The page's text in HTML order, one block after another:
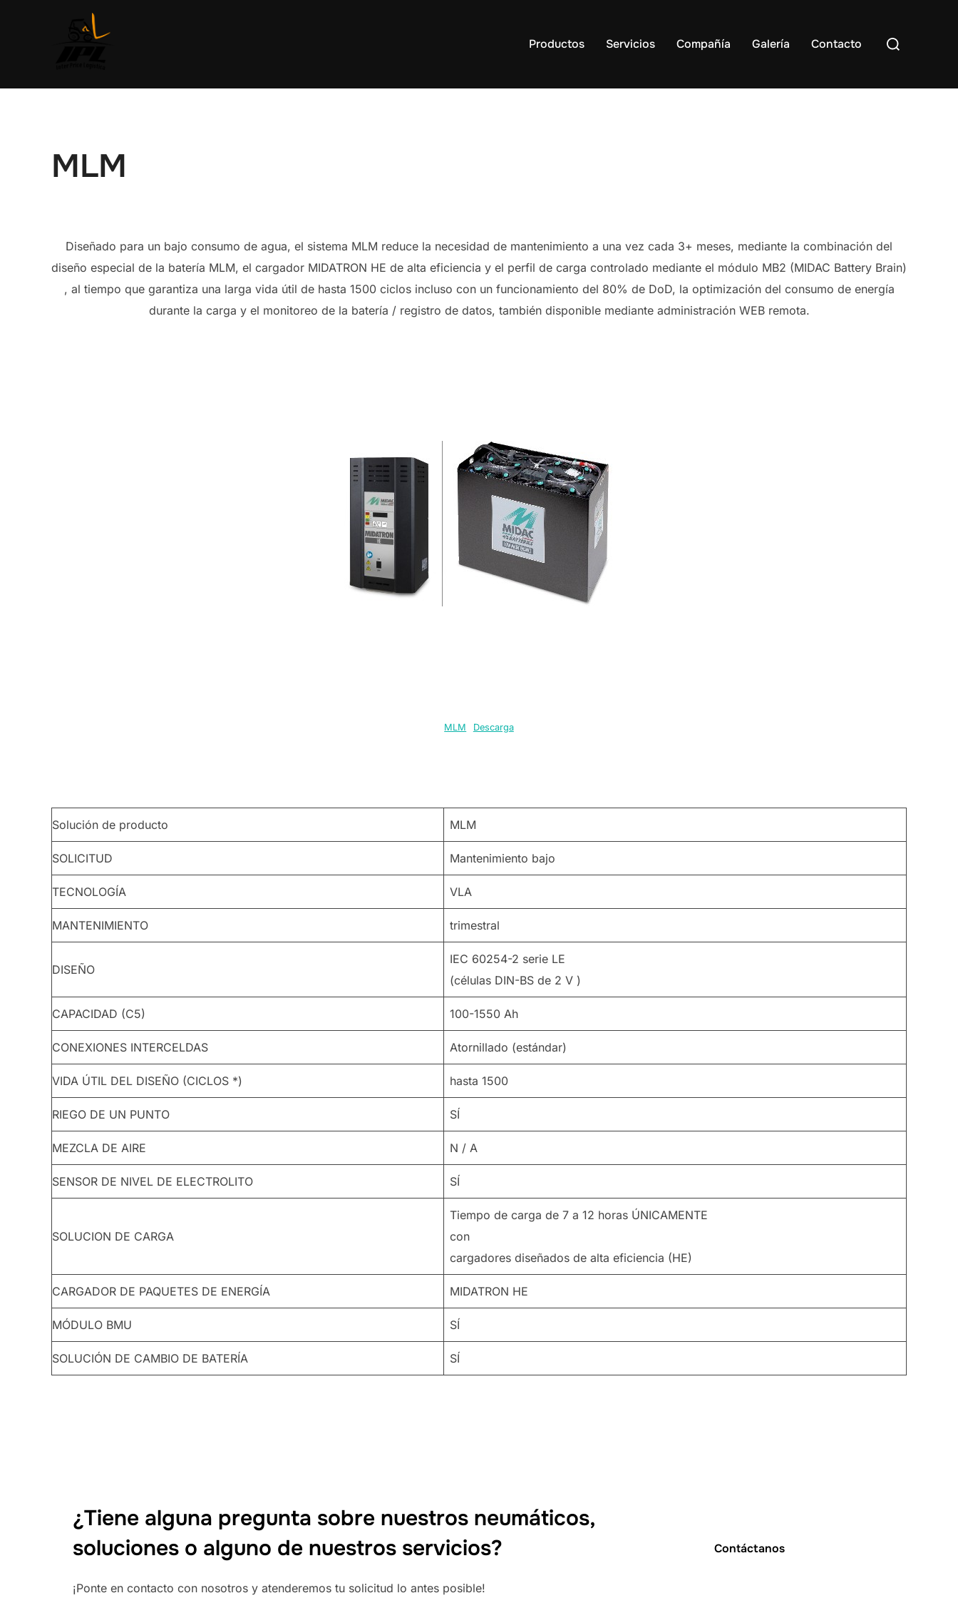
Productos Servicios Compañía Galería Contacto
Buscar:
MLM
Diseñado para un bajo consumo de agua, el sistema MLM reduce la necesidad de mantenimiento a una vez cada 3+ meses, mediante la combinación del
diseño especial de la batería MLM, el cargador MIDATRON HE de alta eficiencia y el perfil de carga controlado mediante el módulo MB2 (MIDAC Battery Brain)
, al tiempo que garantiza una larga vida útil de hasta 1500 ciclos incluso con un funcionamiento del 80% de DoD, la optimización del consumo de energía
durante la carga y el monitoreo de la batería / registro de datos, también disponible mediante administración WEB remota.
MLM Descarga
Solución de producto MLM
SOLICITUD Mantenimiento bajo
TECNOLOGÍA VLA
MANTENIMIENTO trimestral
DISEÑO
IEC 60254-2 serie LE
(células DIN-BS de 2 V )
CAPACIDAD (C5) 100-1550 Ah
CONEXIONES INTERCELDAS Atornillado (estándar)
VIDA ÚTIL DEL DISEÑO (CICLOS *) hasta 1500
RIEGO DE UN PUNTO SÍ
MEZCLA DE AIRE N / A
SENSOR DE NIVEL DE ELECTROLITO SÍ
SOLUCION DE CARGA
Tiempo de carga de 7 a 12 horas ÚNICAMENTE
con
cargadores diseñados de alta eficiencia (HE)
CARGADOR DE PAQUETES DE ENERGÍA MIDATRON HE
MÓDULO BMU SÍ
SOLUCIÓN DE CAMBIO DE BATERÍA SÍ
¿Tiene alguna pregunta sobre nuestros neumáticos,
soluciones o alguno de nuestros servicios?
¡Ponte en contacto con nosotros y atenderemos tu solicitud lo antes posible!
Contáctanos